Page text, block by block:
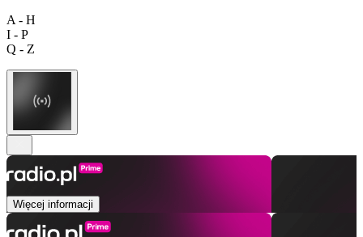
A - H
I - P
Q - Z
Więcej informacji